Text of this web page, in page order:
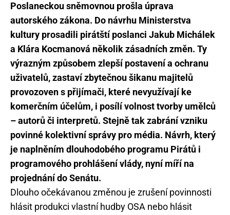
Poslaneckou sněmovnou prošla úprava
autorského zákona. Do návrhu Ministerstva
kultury prosadili pirátští poslanci Jakub Michálek
a Klára Kocmanová několik zásadních změn. Ty
výrazným způsobem zlepší postavení a ochranu
uživatelů, zastaví zbytečnou šikanu majitelů
provozoven s přijímači, které nevyužívají ke
komerčním účelům, i posílí volnost tvorby umělců
– autorů či interpretů. Stejně tak zabrání vzniku
povinné kolektivní správy pro média. Návrh, který
je naplněním dlouhodobého programu Pirátů i
programového prohlášení vlády, nyní míří na
projednání do Senátu.
Dlouho očekávanou změnou je zrušení povinnosti
hlásit produkci vlastní hudby OSA nebo hlásit